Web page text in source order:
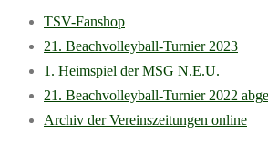
TSV-Fanshop
21. Beachvolleyball-Turnier 2023
1. Heimspiel der MSG N.E.U.
21. Beachvolleyball-Turnier 2022
Archiv der Vereinszeitungen online